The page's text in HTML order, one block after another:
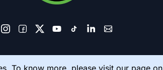
To know more, please visit our page on